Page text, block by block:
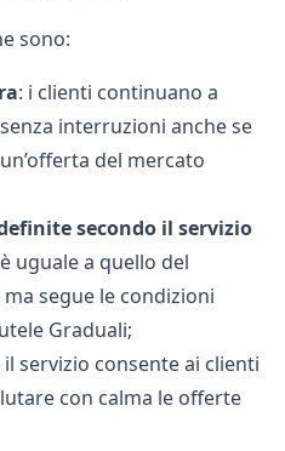
sono:
: i clienti continuano a
interruzioni anche se
del mercato
secondo il servizio
uguale a quello del
segue le condizioni
Graduali;
il servizio consente ai clienti
con calma le offerte